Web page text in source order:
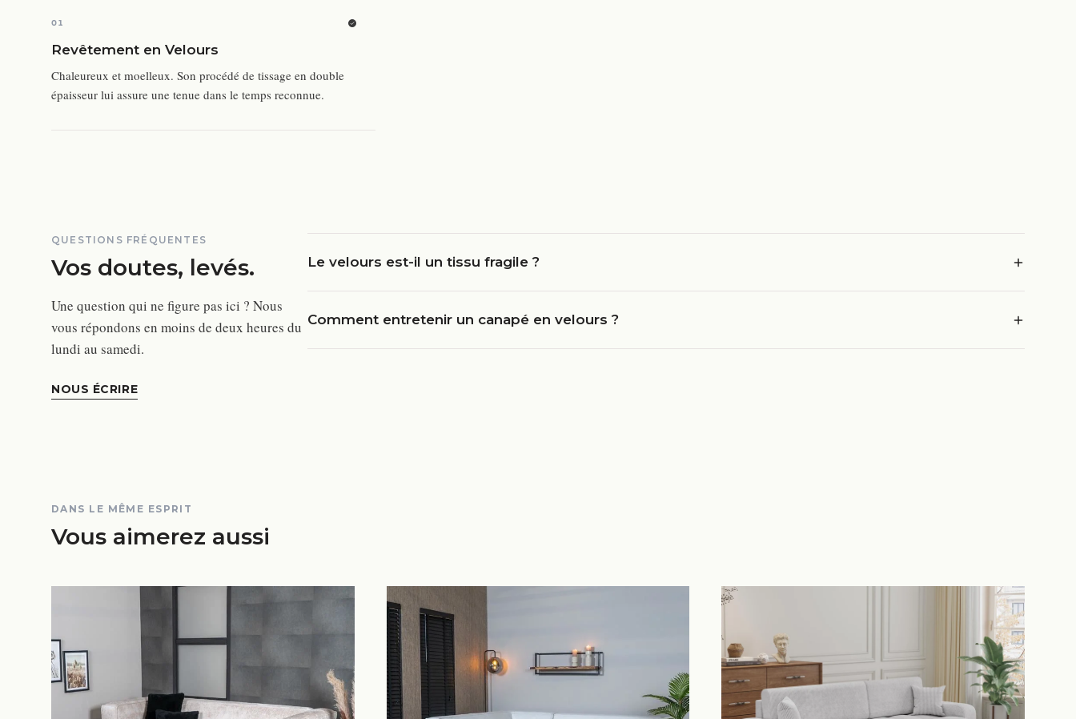
01
Revêtement en Velours
Chaleureux et moelleux. Son procédé de tissage en double
épaisseur lui assure une tenue dans le temps reconnue.
QUESTIONS FRÉQUENTES
Vos doutes, levés.
Une question qui ne figure pas ici ? Nous
vous répondons en moins de deux heures du
lundi au samedi.
NOUS ÉCRIRE
Le velours est-il un tissu fragile ?
Comment entretenir un canapé en velours ?
DANS LE MÊME ESPRIT
Vous aimerez aussi